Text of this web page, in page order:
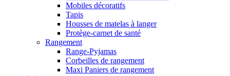
Mobiles décoratifs
Tapis
Housses de matelas à langer
Protège-carnet de santé
Rangement
Range-Pyjamas
Corbeilles de rangement
Maxi Paniers de rangement